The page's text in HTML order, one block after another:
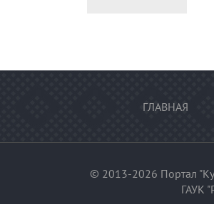
ГЛАВНАЯ
© 2013-2026 Портал
ГАУК